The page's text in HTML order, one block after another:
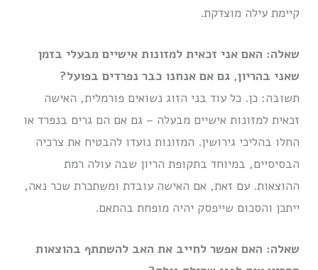
קיימת עילה מוצדקת.
שאלה: האם אני זכאית למזונות אישיים מבעלי בזמן
שאני בהריון, גם אם אנחנו כבר נפרדים בפועל?
תשובה: כן. כל עוד בני הזוג נשואים פורמלית, האישה
זכאית למזונות אישיים מבעלה – גם אם הם גרים בנפרד או
החלו בהליכי גירושין. המזונות נועדו להבטיח את צרכיה
הבסיסיים, במיוחד בתקופת הריון שבה עולה רמת
ההוצאות. עם זאת, אם האישה עובדת ומשתכרת שכר נאה,
ייתכן והסכום שייפסק יהיה מופחת בהתאם.
שאלה: האם אפשר לחייב את האב להשתתף בהוצאות